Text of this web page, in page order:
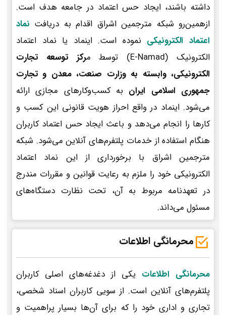
داشته باشند، ایجاد حس اعتماد در جامعه هدف است.
ازهمین‌رو شبکه مترجمین اشراق اقدام به دریافت نماد
اعتماد الکترونیکی نموده است. اینماد یا نماد اعتماد
الکترونیک (E-Namad) توسط م
رکز توسعه تجارت
الکترونیکی، وابسته به وزارت صنعت، معدن و تجارت
جمهوری اسلامی ایران به کسب‌وکارهای مجازی ارائه
می‌شود. اینماد در واقع احراز هویت قانونی این کسب و
کارها را انجام می‌دهد و باعث ایجاد حس اعتماد کاربران
هنگام استفاده از خدمات پلتفرم‌های آنلاین می‌شود. شبکه
مترجمین اشراق با برخورداری از این نماد اعتماد
الکترونیکی خود را ملزم به رعایت قوانین و مقررات مندرج
در تعهدنامه مربوط به آن، تحت نظارت دستگاه‌های
مسئول می‌داند.
محرمانگی اطلاعات
محرمانگی اطلاعات یکی از دغدغه‌های اصلی کاربران
پلتفرم‌های آنلاین است. از سویی کاربران اسناد شخصی،
تجاری و اداری خود را که برای آن‌ها بسیار پراهمیت و